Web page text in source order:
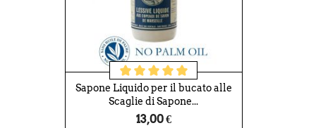
Sapone Liquido per il bucato alle
Scaglie di Sapone...
13,00 €